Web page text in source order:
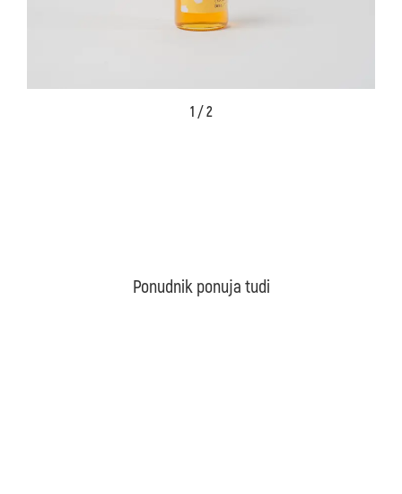
1 / 2
Ponudnik ponuja tudi